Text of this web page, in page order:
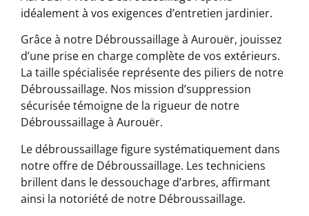
idéalement à vos exigences d’entretien jardinier.
Grâce à notre Débroussaillage à Aurouër, jouissez
d’une prise en charge complète de vos extérieurs.
La taille spécialisée représente des piliers de notre
Débroussaillage. Nos mission d’suppression
sécurisée témoigne de la rigueur de notre
Débroussaillage à Aurouër.
Le débroussaillage figure systématiquement dans
notre offre de Débroussaillage. Les techniciens
brillent dans le dessouchage d’arbres, affirmant
ainsi la notoriété de notre Débroussaillage.